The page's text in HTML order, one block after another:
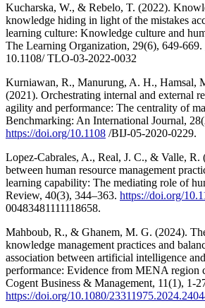
Kucharska, W., & Rebelo, T. (2022).
knowledge hiding in light of the mistakes
learning culture: Knowledge culture and
The Learning Organization, 29(6), 649-669.
10.1108/ TLO-03-2022-0032
Kurniawan, R., Manurung, A. H., Hamsal,
(2021). Orchestrating internal and external
agility and performance: The centrality of
Benchmarking: An International Journal,
https://doi.org/10.1108 /BIJ-05-2020-0229.
Lopez-Cabrales, A., Real, J. C., & Valle, R.
between human resource management
learning capability: The mediating role of
Review, 40(3), 344–363. https://doi.org/
00483481111118658.
Mahboub, R., & Ghanem, M. G. (2024).
knowledge management practices and
association between artificial intelligence
performance: Evidence from MENA region
Cogent Business & Management, 11(1), 1-
https://doi.org/10.1080/